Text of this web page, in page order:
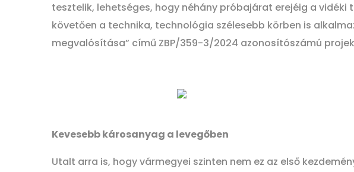
tesztelik, lehetséges, hogy néhány próbajárat erejéig a
követően a technika, technológia szélesebb körben is
megvalósítása” című ZBP/359-3/2024 azonosítószámú
Kevesebb károsanyag a levegőben
Utalt arra is, hogy vármegyei szinten nem ez az első